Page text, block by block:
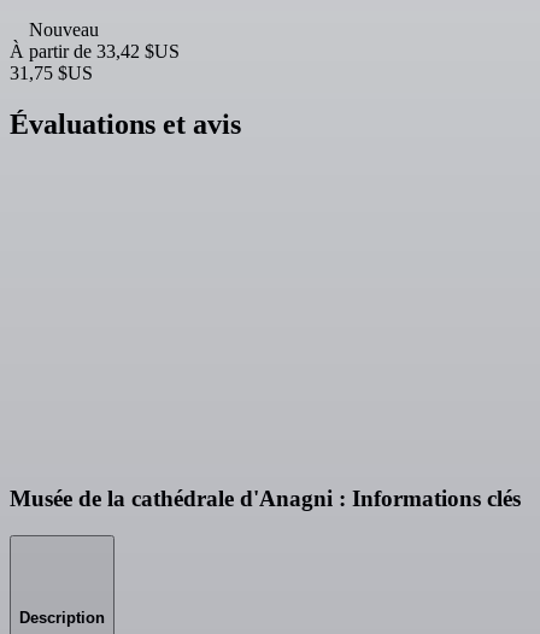
Nouveau
À partir de 33,42 $US
31,75 $US
Évaluations et avis
Musée de la cathédrale d'Anagni : Informations clés
Description